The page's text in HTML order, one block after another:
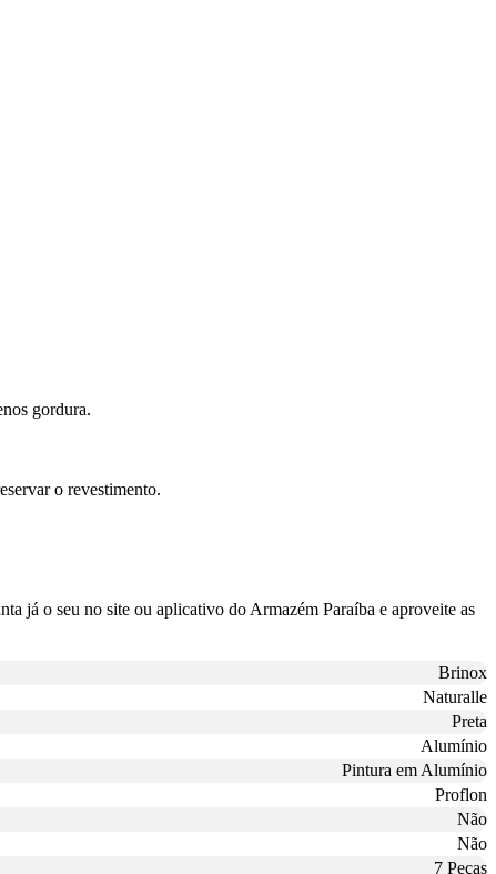
gordura.
o revestimento.
já o seu no site ou aplicativo do Armazém Paraíba e aproveite as
Brinox
Naturalle
Preta
Alumínio
Pintura em Alumínio
Proflon
Não
Não
7 Peças